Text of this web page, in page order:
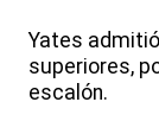
Yates
superiores,
escalón.